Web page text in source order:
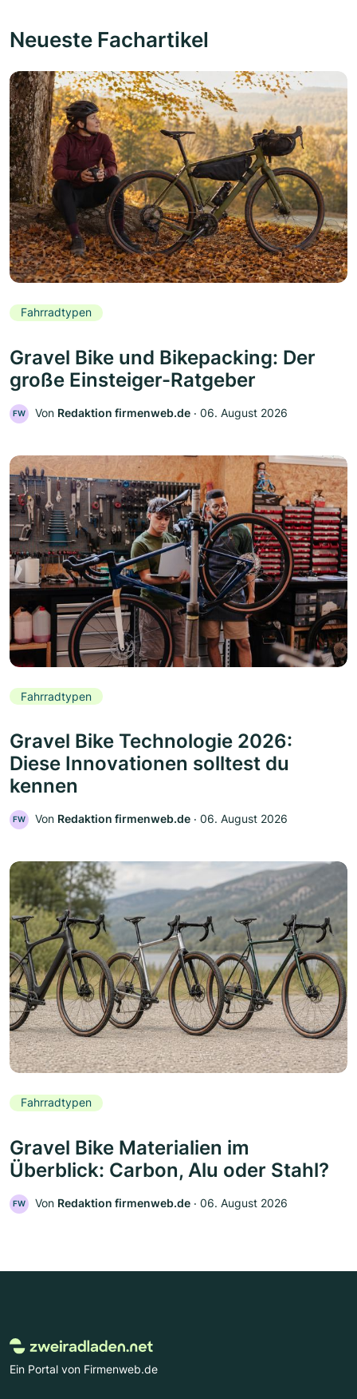
Neueste Fachartikel
Fahrradtypen
Gravel Bike und Bikepacking: Der
große Einsteiger-Ratgeber
FW Von Redaktion firmenweb.de ‧ 06. August 2026
Fahrradtypen
Gravel Bike Technologie 2026:
Diese Innovationen solltest du
kennen
FW Von Redaktion firmenweb.de ‧ 06. August 2026
Fahrradtypen
Gravel Bike Materialien im
Überblick: Carbon, Alu oder Stahl?
FW Von Redaktion firmenweb.de ‧ 06. August 2026
Ein Portal von Firmenweb.de